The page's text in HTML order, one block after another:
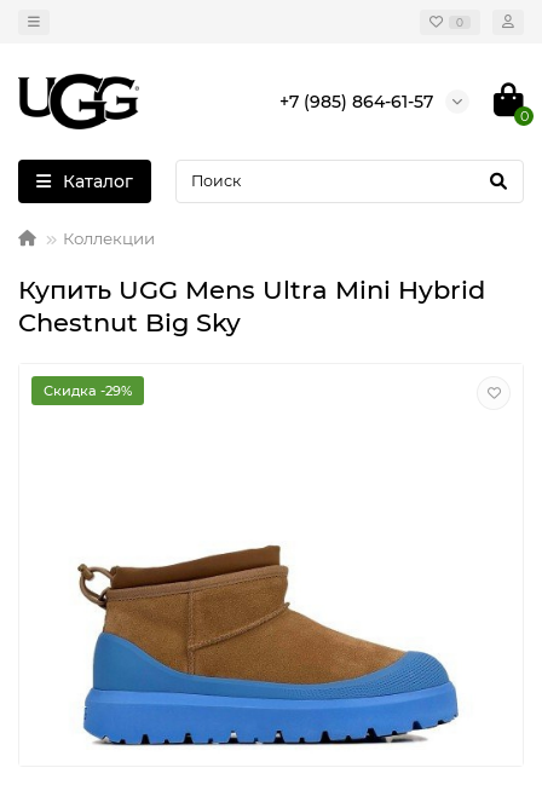
0
+7 (985) 864-61-57
0
Каталог
Коллекции
Купить UGG Mens Ultra Mini Hybrid
Chestnut Big Sky
Скидка -29%